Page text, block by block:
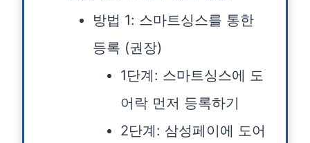
방법 1: 스마트싱스를 통한
등록 (권장)
1단계: 스마트싱스에 도
어락 먼저 등록하기
2단계: 삼성페이에 도어